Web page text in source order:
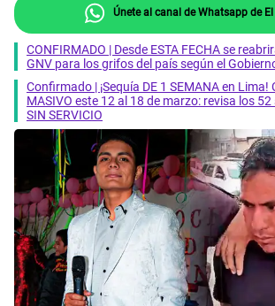
Únete al canal de Whatsapp de
CONFIRMADO | Desde ESTA FECHA se
GNV para los grifos del país según el
Confirmado | ¡Sequía DE 1 SEMANA en Lima!
MASIVO este 12 al 18 de marzo: revisa los
SIN SERVICIO